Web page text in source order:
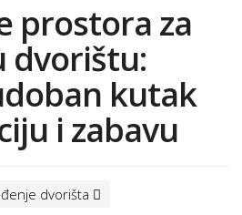
prostora za
dvorištu:
kutak
i zabavu
dvorišta